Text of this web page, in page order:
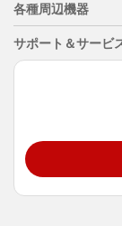
各種周辺機器
サポート＆サービ